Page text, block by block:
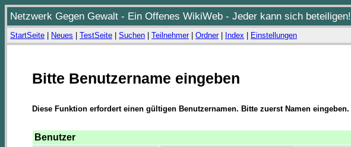
Netzwerk Gegen Gewalt - Ein Offenes WikiWeb - Jeder kann sich beteiligen!
StartSeite Neues TestSeite Suchen Teilnehmer| Ordner| Index Einstellungen
Bitte Benutzername eingeben
Diese Funktion erfordert einen gültigen Benutzernamen. Bitte zuerst Namen eingeben.
Benutzer